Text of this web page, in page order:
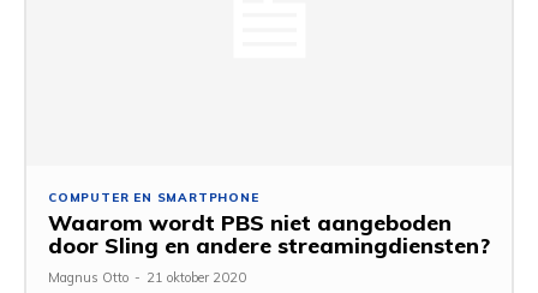
COMPUTER EN SMARTPHONE
Waarom wordt PBS niet aangeboden
door Sling en andere streamingdiensten?
Magnus Otto - 21 oktober 2020